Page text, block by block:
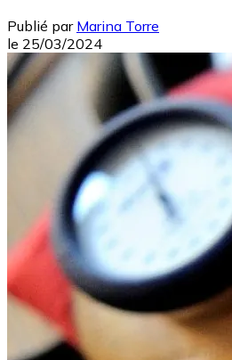
Publié par Marina Torre
le 25/03/2024